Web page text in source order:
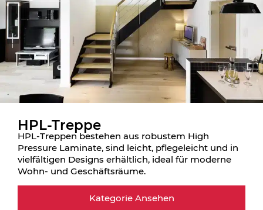
HPL-Treppe
HPL-Treppen bestehen aus robustem High
Pressure Laminate, sind leicht, pflegeleicht und in
vielfältigen Designs erhältlich, ideal für moderne
Wohn- und Geschäftsräume.
Kategorie Ansehen